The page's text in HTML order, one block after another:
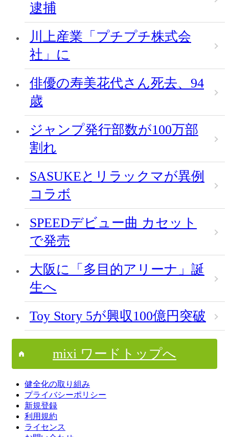
逮捕
川上産業「プチプチ株式会
社」に
俳優の寿美花代さん死去、94
歳
ジャンプ発行部数が100万部
割れ
SASUKEとリラックマが異例
コラボ
SPEEDデビュー曲 カセット
で発売
大阪に「多目的アリーナ」誕
生へ
Toy Story 5が興収100億円突破
mixi ワードトップへ
健全化の取り組み
プライバシーポリシー
新規登録
利用規約
ライセンス